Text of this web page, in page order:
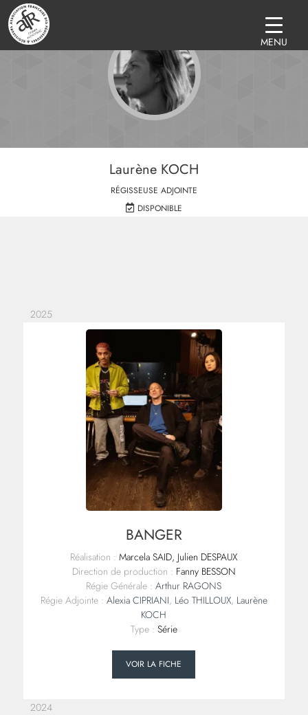
Laurène KOCH
RÉGISSEUSE ADJOINTE
DISPONIBLE
2025
BANGER
Réalisation : Marcela SAID, Julien DESPAUX
Direction de production : Fanny BESSON
Régie Générale : Arthur RAGONS
Régie Adjointe : Alexia CIPRIANI, Léo THILLOUX, Laurène
KOCH
Type : Série
VOIR LA FICHE
2024
MENU